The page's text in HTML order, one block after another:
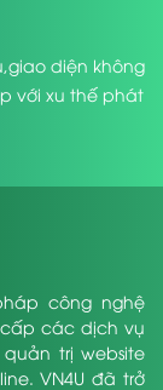
diện không
với xu thế phát
công nghệ
các dịch vụ
trị website
VN4U đã trở